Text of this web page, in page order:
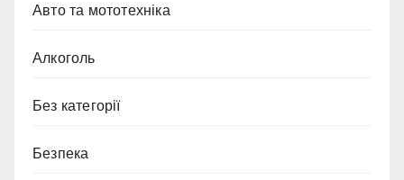
Авто та мототехніка
Алкоголь
Без категорії
Безпека